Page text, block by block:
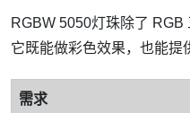
RGBW 5050灯珠除了 RGB
它既能做彩色效果，也能提
需求